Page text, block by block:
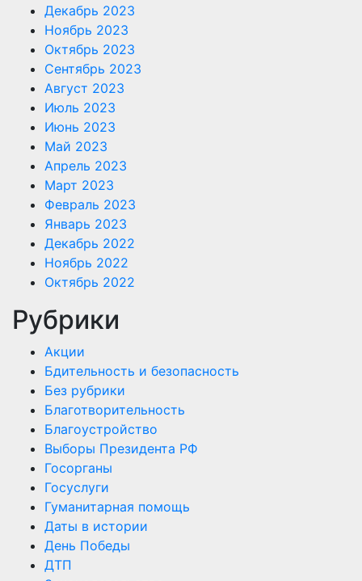
Декабрь 2023
Ноябрь 2023
Октябрь 2023
Сентябрь 2023
Август 2023
Июль 2023
Июнь 2023
Май 2023
Апрель 2023
Март 2023
Февраль 2023
Январь 2023
Декабрь 2022
Ноябрь 2022
Октябрь 2022
Рубрики
Акции
Бдительность и безопасность
Без рубрики
Благотворительность
Благоустройство
Выборы Президента РФ
Госорганы
Госуслуги
Гуманитарная помощь
Даты в истории
День Победы
ДТП